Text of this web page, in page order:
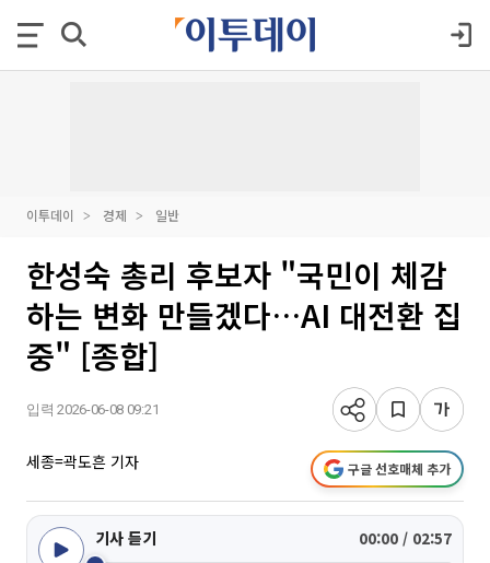
이투데이 경제 일반
한성숙 총리 후보자 "국민이 체감
하는 변화 만들겠다…AI 대전환 집
중" [종합]
입력 2026-06-08 09:21
세종=곽도흔 기자 구글 선호매체 추가
기사 듣기 00:00 / 02:57